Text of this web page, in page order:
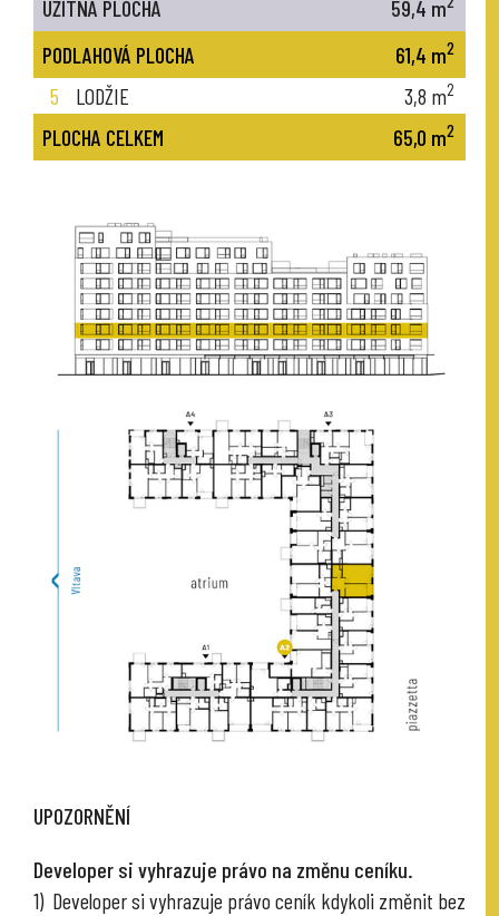
UŽITNÁ PLOCHA 59,4 m
PODLAHOVÁ PLOCHA 61,4 m2
5 LODŽIE 3,8 m2
PLOCHA CELKEM 65,0 m2
UPOZORNĚNÍ
Developer si vyhrazuje právo na změnu ceníku.
1) Developer si vyhrazuje právo ceník kdykoli změnit bez